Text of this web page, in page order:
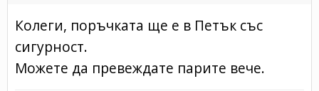
Колеги, поръчката ще е в Петък със
сигурност.
Можете да превеждате парите вече.